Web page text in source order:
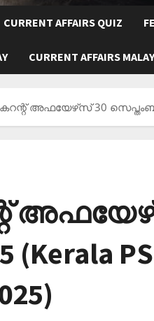
CURRENT AFFAIRS QUIZ
CURRENT AFFAIRS
അഫയേഴ്‌സ് 30 സെപ്തംബര്‍